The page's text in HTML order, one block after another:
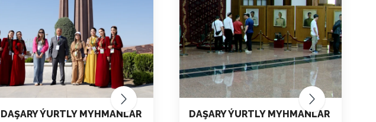
DAŞARY ÝURTLY MYHMANLAR
DAŞARY ÝURTLY MYHMANLAR